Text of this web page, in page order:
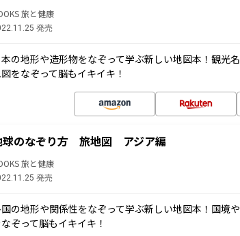
旅と健康
発売
本の地形や造形物をなぞって学ぶ新しい地図本！観光
をなぞって脳もイキイキ！
球のなぞり方 旅地図 アジア編
旅と健康
発売
の地形や関係性をなぞって学ぶ新しい地図本！国境
ぞって脳もイキイキ！